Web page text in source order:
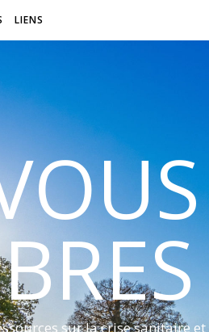
LIENS
sur la crise sanitaire